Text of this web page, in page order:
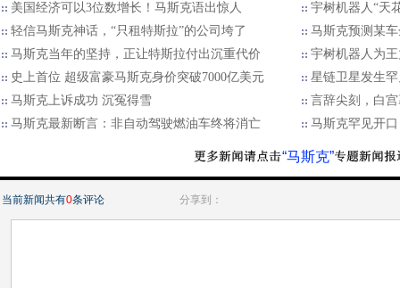
美国经济可以3位数增长！马斯克语出惊人
宇树机器人“天
轻信马斯克神话，“只租特斯拉”的公司垮了
马斯克预测某
马斯克当年的坚持，正让特斯拉付出沉重代价
宇树机器人为
史上首位 超级富豪马斯克身价突破7000亿美元
星链卫星发生
马斯克上诉成功 沉冤得雪
言辞尖刻，白
马斯克最新断言：非自动驾驶燃油车终将消亡
马斯克罕见开
“马斯克”
当前新闻共有0条评论 分享到：